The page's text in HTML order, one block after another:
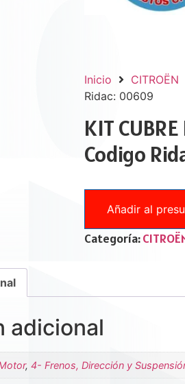
Inicio CITROËN
Ridac: 00609
KIT CUBRE
Codigo
Añadir al
Categoría:
adicional
, 4- Frenos, Dirección y